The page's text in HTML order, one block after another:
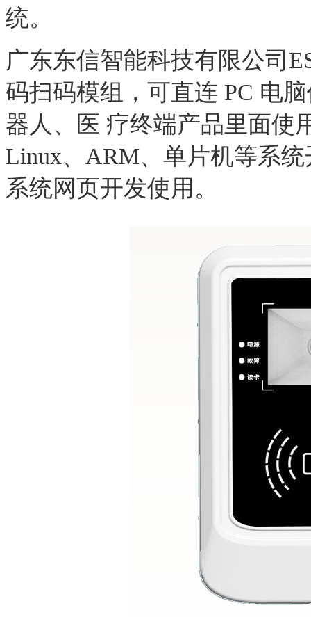
统。
广东东信智能科技有限公司
码扫码模组，可直连 PC 电
器人、医 疗终端产品里面使
Linux、ARM、单片机等系统
系统网页开发使用 。